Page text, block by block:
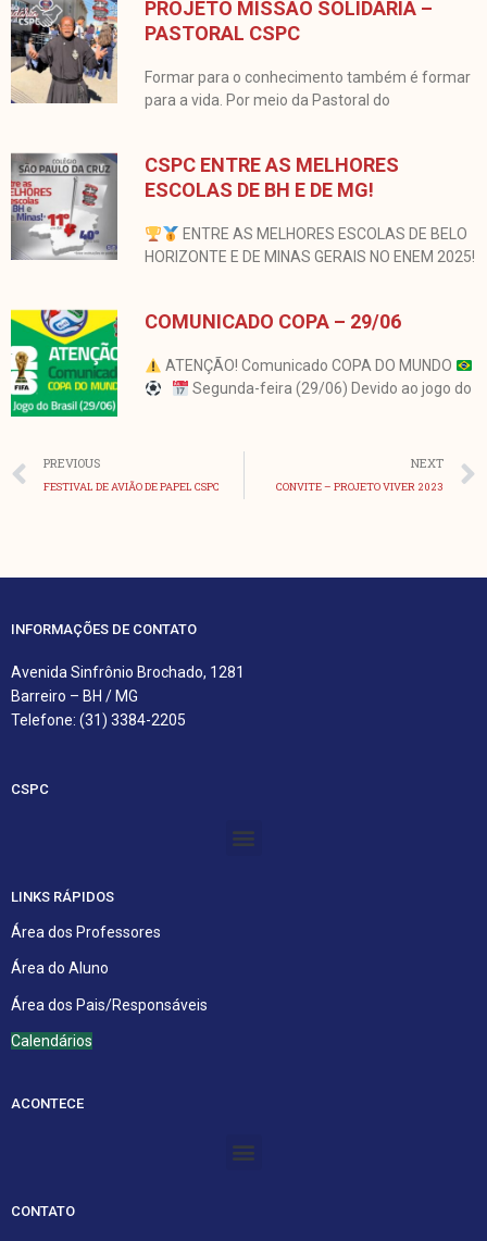
PROJETO MISSÃO SOLIDÁRIA –
PASTORAL CSPC
Formar para o conhecimento também é formar
para a vida. Por meio da Pastoral do
CSPC ENTRE AS MELHORES
ESCOLAS DE BH E DE MG!
ENTRE AS MELHORES ESCOLAS DE BELO
HORIZONTE E DE MINAS GERAIS NO ENEM 2025!
COMUNICADO COPA – 29/06
ATENÇÃO! Comunicado COPA DO MUNDO
Segunda-feira (29/06) Devido ao jogo do
Anterior
PREVIOUS
FESTIVAL DE AVIÃO DE PAPEL CSPC
NEXT
CONVITE – PROJETO VIVER 2023
INFORMAÇÕES DE CONTATO
Avenida Sinfrônio Brochado, 1281
Barreiro – BH / MG
Telefone: (31) 3384-2205
CSPC
Menu
LINKS RÁPIDOS
Área dos Professores
Área do Aluno
Área dos Pais/Responsáveis
Calendários
ACONTECE
Menu
CONTATO